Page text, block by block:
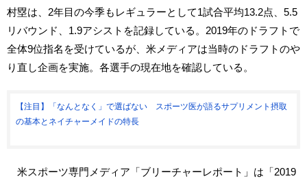
村塁は、2年目の今季もレギュラーとして1試合平均13.2点、5.5
リバウンド、1.9アシストを記録している。2019年のドラフトで
全体9位指名を受けているが、米メディアは当時のドラフトのや
り直し企画を実施。各選手の現在地を確認している。
【注目】「なんとなく」で選ばない スポーツ医が語るサプリメント摂取
の基本とネイチャーメイドの特長
米スポーツ専門メディア「ブリーチャーレポート」は「2019